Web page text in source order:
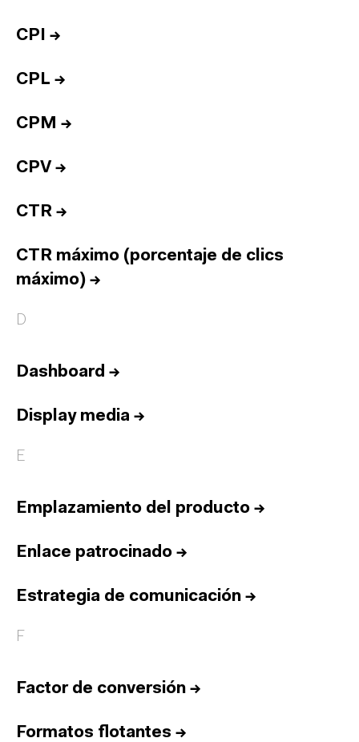
CPI →
CPL →
CPM →
CPV →
CTR →
CTR máximo (porcentaje de clics
máximo) →
D
Dashboard →
Display media →
E
Emplazamiento del producto →
Enlace patrocinado →
Estrategia de comunicación →
F
Factor de conversión →
Formatos flotantes →